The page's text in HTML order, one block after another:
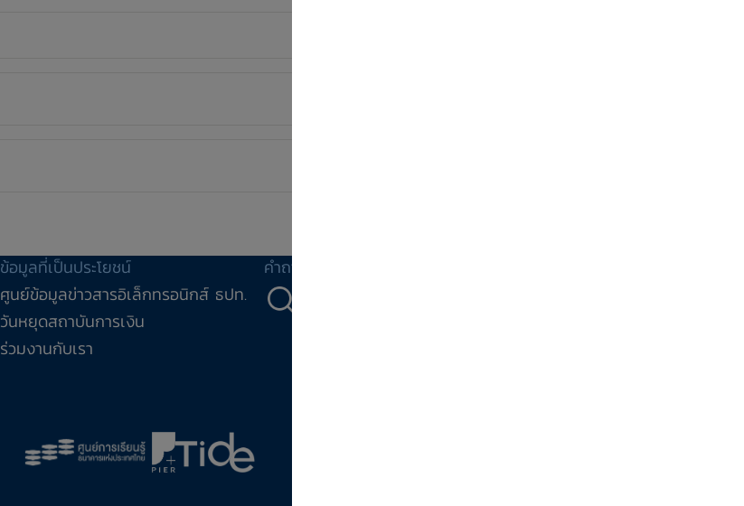
ข้อมูลที่เป็นประโยชน์
ศูนย์ข้อมูลข่าวสารอิเล็กทรอนิกส์ ธปท.
วันหยุดสถาบันการเงิน
ร่วมงานกับเรา
คำถาม-คำตอบ